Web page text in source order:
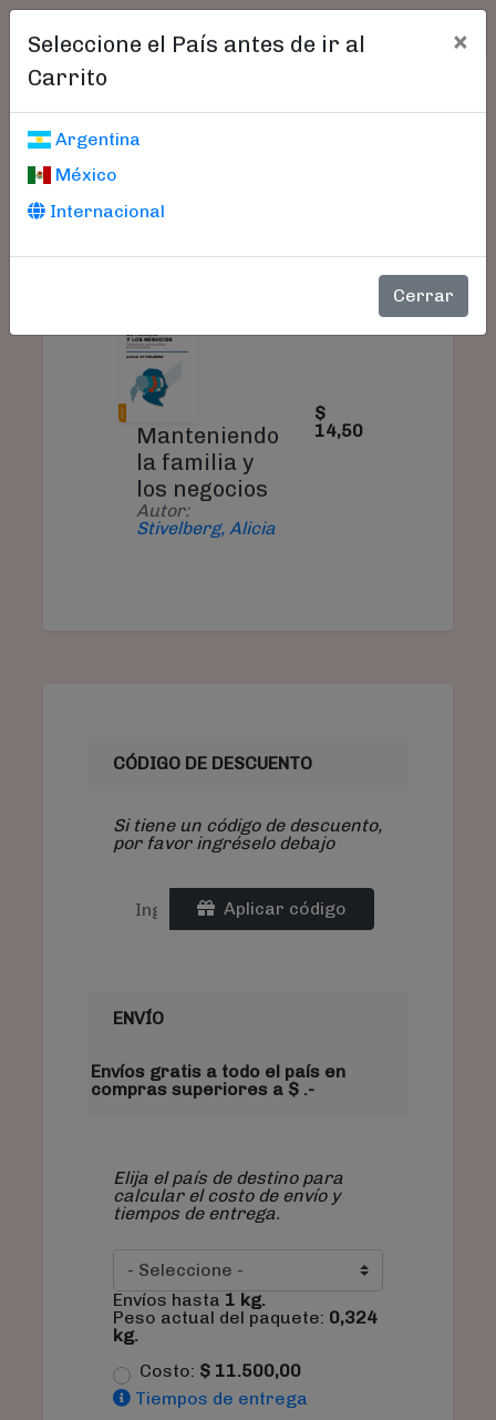
Seleccione el País antes de ir al
Carrito
×
Argentina
México
Internacional
Cerrar
Carrito De Compras
PRODUCTO PRECIO CANTIDAD
Manteniendo
la familia y
los negocios
Autor:
Stivelberg, Alicia
$
14,50
CÓDIGO DE DESCUENTO
Si tiene un código de descuento,
por favor ingréselo debajo
Aplicar código
ENVÍO
Envíos gratis a todo el país en
compras superiores a $ .-
Elija el país de destino para
calcular el costo de envío y
tiempos de entrega.
Envíos hasta 1 kg.
Peso actual del paquete: 0,324
kg.
Costo: $ 11.500,00
Tiempos de entrega